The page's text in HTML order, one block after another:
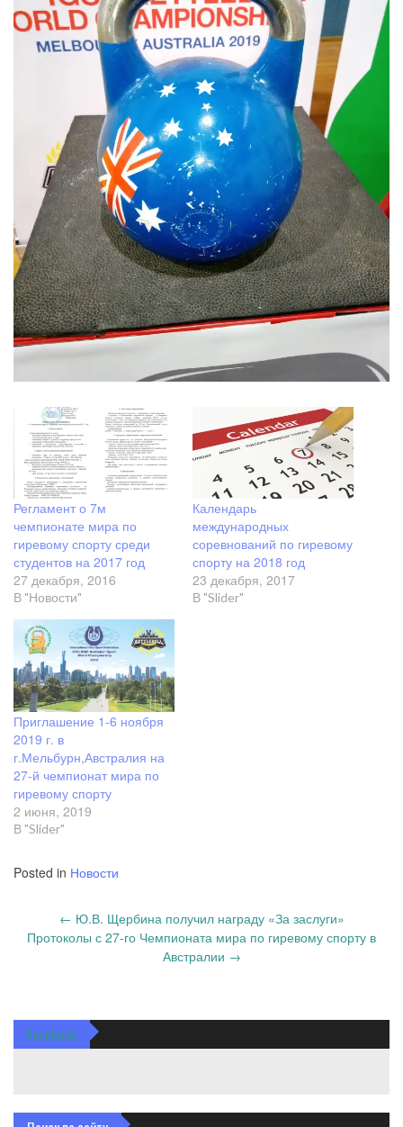
Регламент о 7м
чемпионате мира по
гиревому спорту среди
студентов на 2017 год
27 декабря, 2016
В "Новости"
Календарь
международных
соревнований по гиревому
спорту на 2018 год
23 декабря, 2017
В "Slider"
Приглашение 1-6 ноября
2019 г. в
г.Мельбурн,Австралия на
27-й чемпионат мира по
гиревому спорту
2 июня, 2019
В "Slider"
Posted in Новости
navigation
← Ю.В. Щербина получил награду «За заслуги»
Протоколы с 27-го Чемпионата мира по гиревому спорту в
Австралии →
Facebook